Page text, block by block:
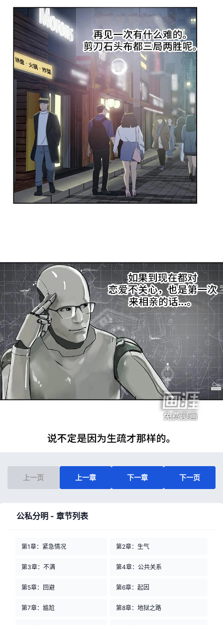
上一页 上一章 下一章 下一页
公私分明 - 章节列表
第1章：紧急情况 第2章：生气
第3章：不满 第4章：公共关系
第5章：回避 第6章：起因
第7章：尴尬 第8章：地狱之路